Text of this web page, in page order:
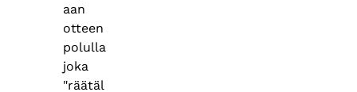
aan
otteen
polulla
joka
"räätäl